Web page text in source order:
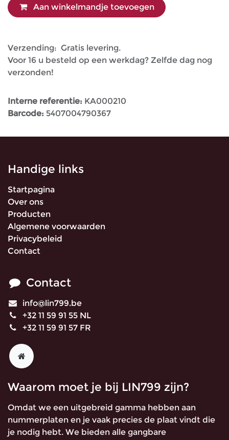
Aan winkelmandje toevoegen
Verzending: Gratis levering.
Voor 16 u besteld op een werkdag? Zelfde dag nog
verzonden!
Interne referentie: KA000210
Barcode: 5407004790367
Handige links
Startpagina
Over ons
Producten
Algemene voorwaarden
Privacybeleid
Contact
Contact
info@lin799.be
+32 11 59 91 55 NL
+32 11 59 91 57 FR
Waarom moet je bij LIN799 zijn?
Omdat we een uitgebreid gamma hebben aan
nummerplaten en je vaak precies de plaat vindt die
je nodig hebt. We bieden alle gangbare